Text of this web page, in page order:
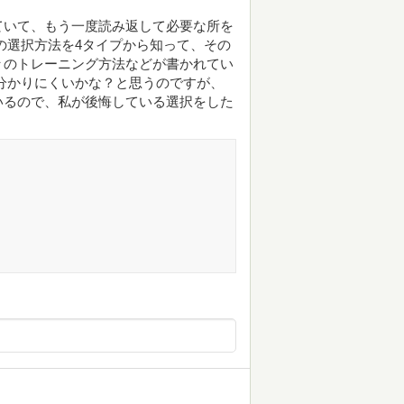
て、もう一度読み返して必要な所を
択方法を4タイプから知って、その
トレーニング方法などが書かれてい
りにくいかな？と思うのですが、
ので、私が後悔している選択をした